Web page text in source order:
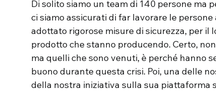
Di solito siamo un team di 140 persone ma
ci siamo assicurati di far lavorare le
adottato rigorose misure di sicurezza, per il
prodotto che stanno producendo. Certo,
ma quelli che sono venuti, è perché hanno
buono durante questa crisi. Poi, una delle
della nostra iniziativa sulla sua piattaforma